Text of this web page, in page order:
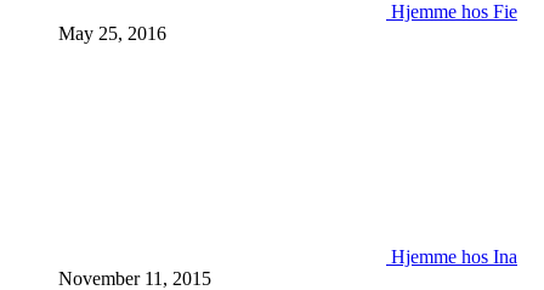
Hjemme hos Fie
May 25, 2016
Hjemme hos Ina
November 11, 2015